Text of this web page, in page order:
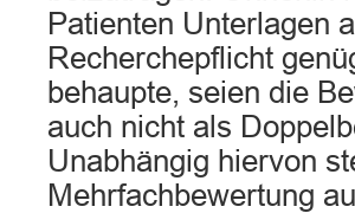
Patienten Unterlagen
Recherchepflicht
behaupte, seien die
auch nicht als
Unabhängig hiervon
Mehrfachbewertung